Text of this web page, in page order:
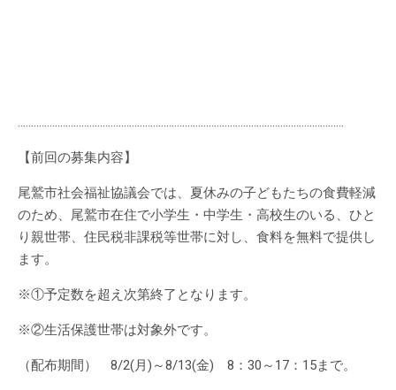
……………………………………………………………………………………………………………
【前回の募集内容】
尾鷲市社会福祉協議会では、夏休みの子どもたちの食費軽減
のため、尾鷲市在住で小学生・中学生・高校生のいる、ひと
り親世帯、住民税非課税等世帯に対し、食料を無料で提供し
ます。
※①予定数を超え次第終了となります。
※②生活保護世帯は対象外です。
（配布期間） 8/2(月)～8/13(金) 8：30～17：15まで。